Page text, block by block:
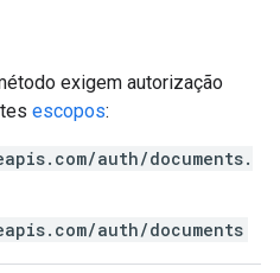
exigem autorização
escopos:
auth/documents.
auth/documents